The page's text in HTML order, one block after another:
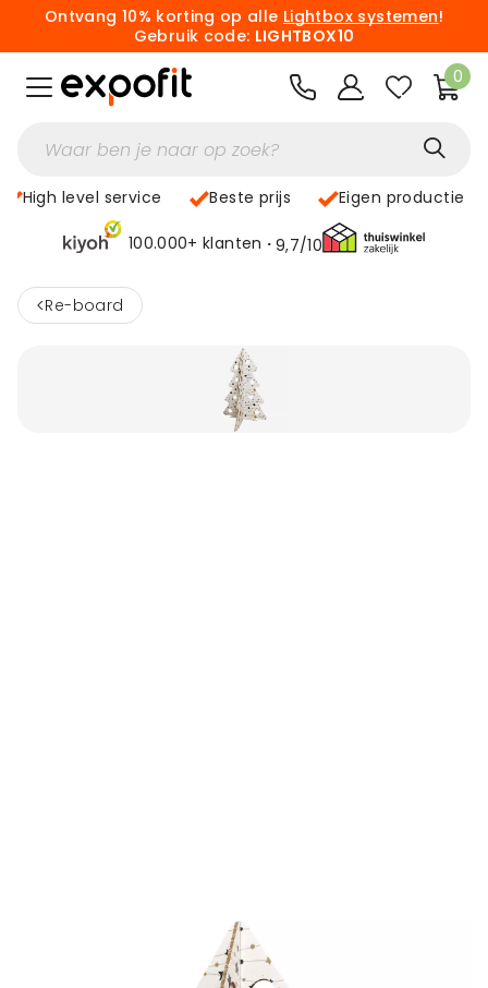
Ontvang 10% korting op alle Lightbox systemen!
Gebruik code: LIGHTBOX10
0
High level service Beste prijs Eigen productie
100.000+ klanten 9,7/10
< Re-board